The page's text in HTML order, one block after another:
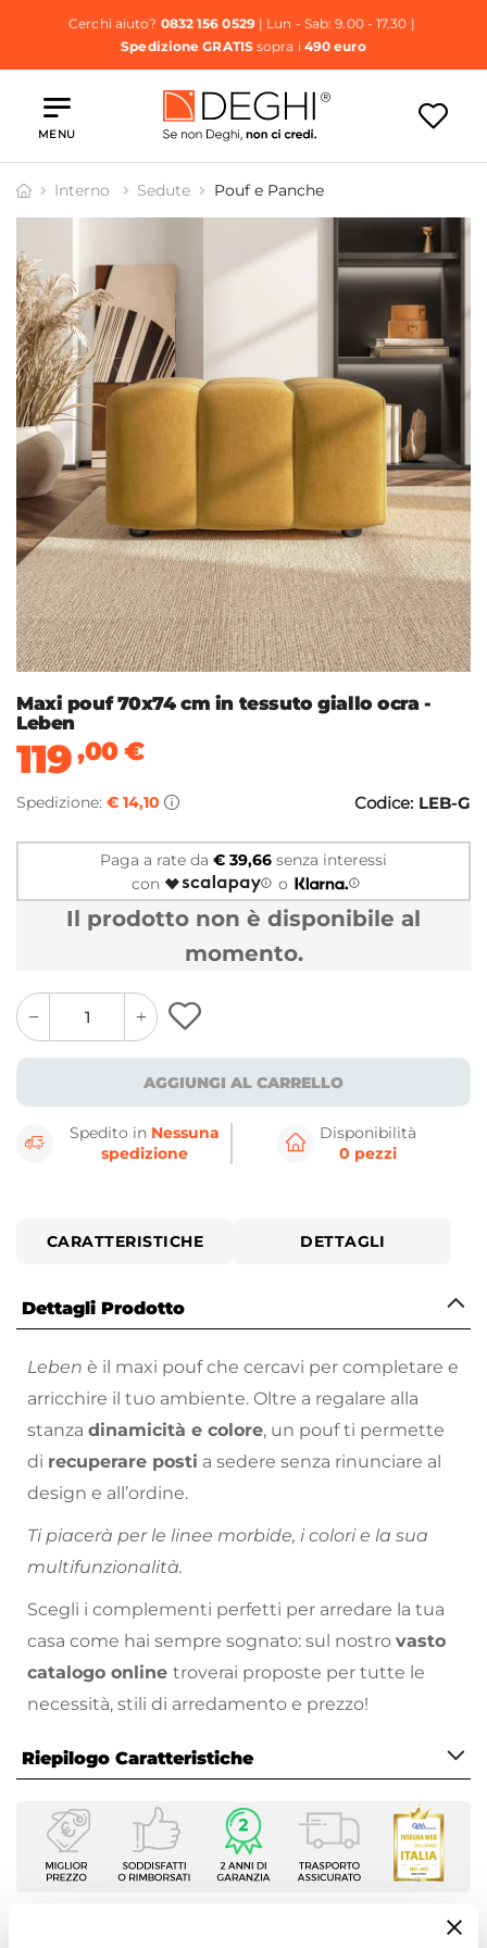
Cerchi aiuto? 0832 156 0529| Lun - Sab: 9.00 - 17.30 |
Spedizione GRATISsopra i 490 euro
MENU
Interno Sedute Pouf e Panche
Maxi pouf 70x74 cm in tessuto giallo ocra -
Leben
119,00€
Spedizione: € 14,10 Codice: LEB-G
Paga a rate da € 39,66 senza interessi
con
o
Il prodotto non è disponibile al
momento.
quantity
button
quantity
minus
button
AGGIUNGI AL CARRELLO
Spedito in Nessuna
spedizione
Disponibilità
0 pezzi
CARATTERISTICHE DETTAGLI
Dettagli Prodotto
Leben è il maxi pouf che cercavi per completare e
arricchire il tuo ambiente. Oltre a regalare alla
stanza dinamicità e colore, un pouf ti permette
di recuperare posti a sedere senza rinunciare al
design e all’ordine.
Ti piacerà per le linee morbide, i colori e la sua
multifunzionalità.
Scegli i complementi perfetti per arredare la tua
casa come hai sempre sognato: sul nostro vasto
catalogo online troverai proposte per tutte le
necessità, stili di arredamento e prezzo!
Riepilogo Caratteristiche
Caratteristiche
Tipologia
Pouf